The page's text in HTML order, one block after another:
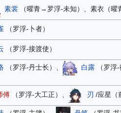
素裳 （曜青→罗浮-未知）、素衣（曜
（罗浮-卜者）
（罗浮-接渡使）
（罗浮-丹士长）、 白露 （罗浮
傅 （罗浮-大工正）、 刃 /应星（